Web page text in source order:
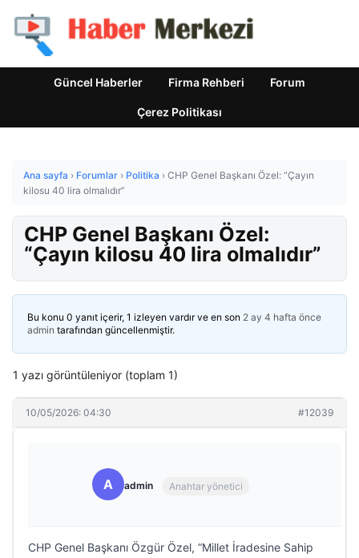
Güncel Haberler Firma Rehberi Forum
Çerez Politikası
Ana sayfa › Forumlar › Politika › CHP Genel Başkanı Özel: “Çayın
kilosu 40 lira olmalıdır”
CHP Genel Başkanı Özel:
“Çayın kilosu 40 lira olmalıdır”
Bu konu 0 yanıt içerir, 1 izleyen vardır ve en son 2 ay 4 hafta önce
admin tarafından güncellenmiştir.
1 yazı görüntüleniyor (toplam 1)
10/05/2026: 04:30 #12039
A admin Anahtar yönetici
CHP Genel Başkanı Özgür Özel, “Millet İradesine Sahip